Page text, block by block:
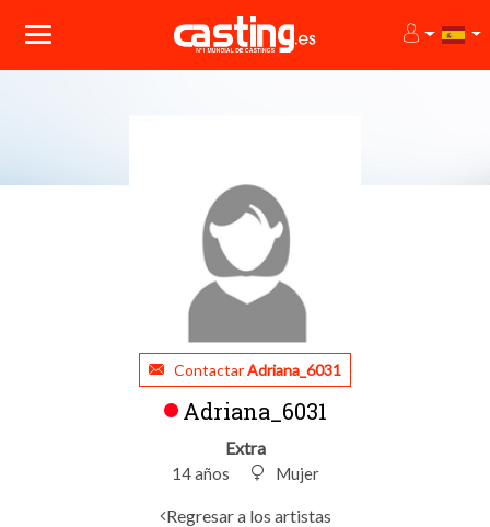
ContactarAdriana_6031
Adriana_6031
Extra
14 años Mujer
Regresar a los artistas